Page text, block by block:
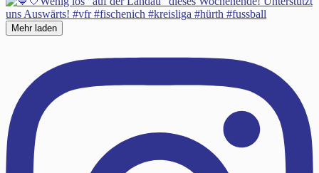
Mehr laden